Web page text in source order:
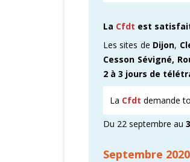
La Cfdt est
Les sites de Dijon,
Cesson Sévigné,
2 à 3 jours de
La Cfdtdemande
Du 22 septembre au
Septembre 2020